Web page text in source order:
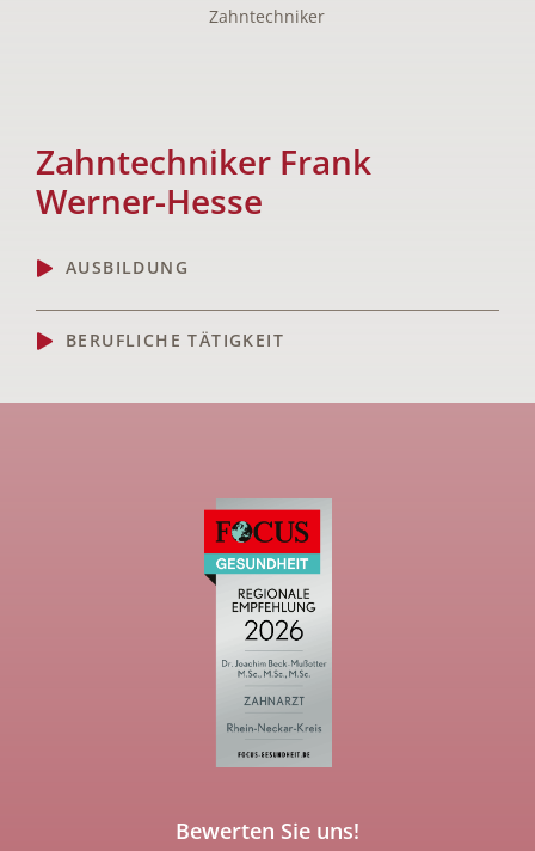
Zahntechniker
Zahntechniker Frank
Werner-Hesse
AUSBILDUNG
BERUFLICHE TÄTIGKEIT
Bewerten Sie uns!